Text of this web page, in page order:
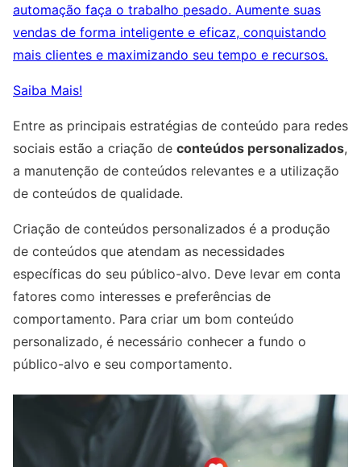
automação faça o trabalho pesado. Aumente suas
vendas de forma inteligente e eficaz, conquistando
mais clientes e maximizando seu tempo e recursos.
Saiba Mais!
Entre as principais estratégias de conteúdo para redes
sociais estão a criação de conteúdos personalizados,
a manutenção de conteúdos relevantes e a utilização
de conteúdos de qualidade.
Criação de conteúdos personalizados é a produção
de conteúdos que atendam as necessidades
específicas do seu público-alvo. Deve levar em conta
fatores como interesses e preferências de
comportamento. Para criar um bom conteúdo
personalizado, é necessário conhecer a fundo o
público-alvo e seu comportamento.